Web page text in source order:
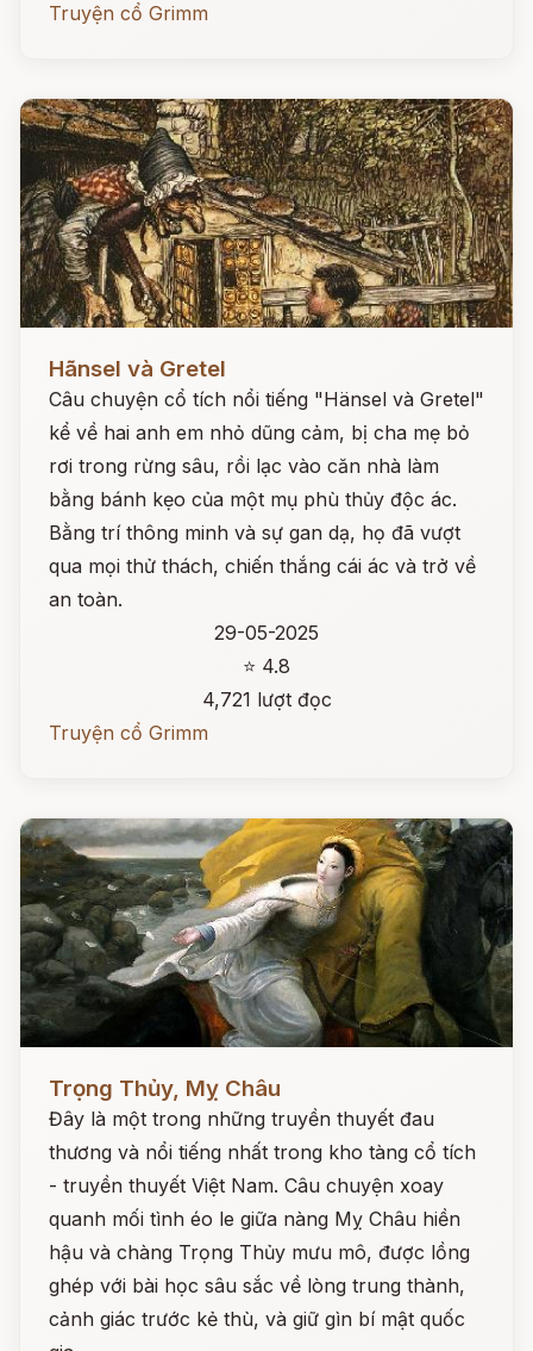
Truyện cổ Grimm
Hãnsel và Gretel
Câu chuyện cổ tích nổi tiếng "Hänsel và Gretel"
kể về hai anh em nhỏ dũng cảm, bị cha mẹ bỏ
rơi trong rừng sâu, rồi lạc vào căn nhà làm
bằng bánh kẹo của một mụ phù thủy độc ác.
Bằng trí thông minh và sự gan dạ, họ đã vượt
qua mọi thử thách, chiến thắng cái ác và trở về
an toàn.
29-05-2025
⭐ 4.8
4,721 lượt đọc
Truyện cổ Grimm
Trọng Thủy, Mỵ Châu
Đây là một trong những truyền thuyết đau
thương và nổi tiếng nhất trong kho tàng cổ tích
- truyền thuyết Việt Nam. Câu chuyện xoay
quanh mối tình éo le giữa nàng Mỵ Châu hiền
hậu và chàng Trọng Thủy mưu mô, được lồng
ghép với bài học sâu sắc về lòng trung thành,
cảnh giác trước kẻ thù, và giữ gìn bí mật quốc